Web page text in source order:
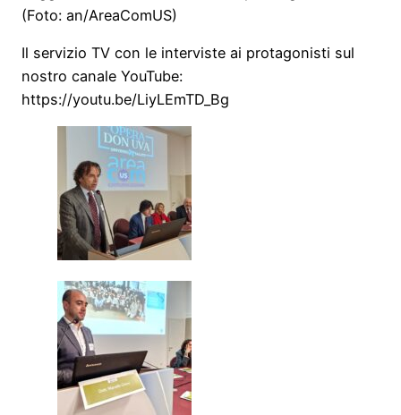
(Foto: an/AreaComUS)
Il servizio TV con le interviste ai protagonisti sul
nostro canale YouTube:
https://youtu.be/LiyLEmTD_Bg